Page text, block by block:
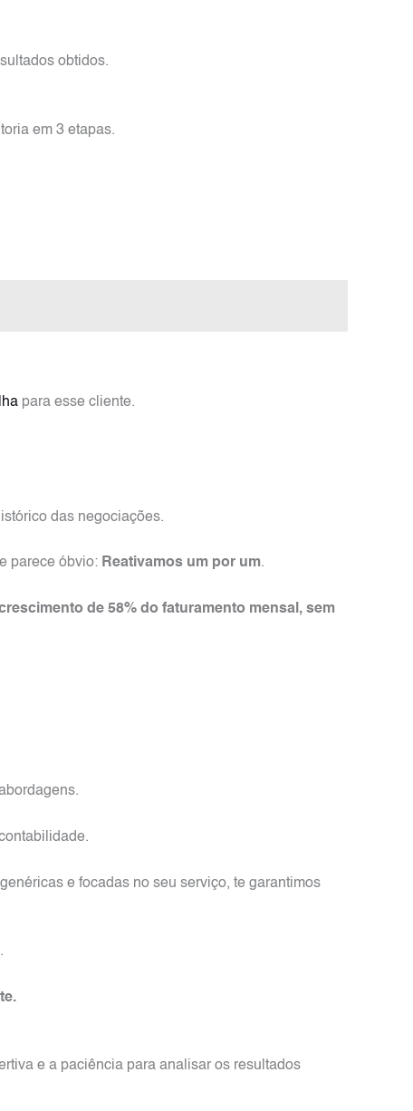
obtidos.
em 3 etapas.
para esse cliente.
das negociações.
parece óbvio: Reativamos um por um.
de 58% do faturamento mensal, sem
e focadas no seu serviço, te garantimos
e a paciência para analisar os resultados